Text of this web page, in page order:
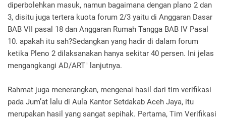
diperbolehkan masuk, namun bagaimana dengan plano 2 dan
3, disitu juga tertera kuota forum 2/3 yaitu di Anggaran Dasar
BAB VII pasal 18 dan Anggaran Rumah Tangga BAB IV Pasal
10. apakah itu sah?Sedangkan yang hadir di dalam forum
ketika Pleno 2 dilaksanakan hanya sekitar 40 persen. Ini jelas
mengangkangi AD/ART" lanjutnya.
Rahmat juga menerangkan, mengenai hasil dari tim verifikasi
pada Jum’at lalu di Aula Kantor Setdakab Aceh Jaya, itu
merupakan hasil yang sangat sepihak. Pertama, Tim Verifikasi